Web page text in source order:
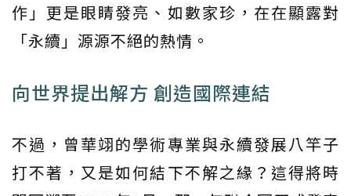
作」更是眼睛發亮、如數家珍，在在顯露對
「永續」源源不絕的熱情。
向世界提出解方 創造國際連結
不過，曾華翊的學術專業與永續發展八竿子
打不著，又是如何結下不解之緣？這得將時